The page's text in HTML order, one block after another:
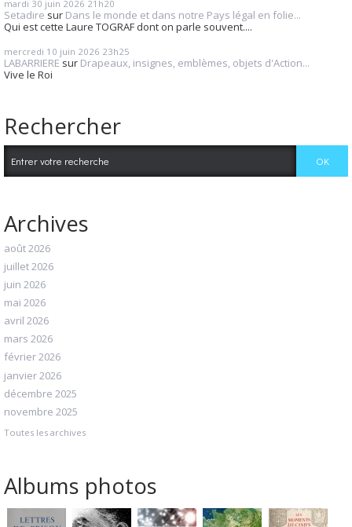
mardi 30 juin 2026 21h20
Setadire sur Dans le monde et dans notre Pays légal en folie...
Qui est cette Laure TOGRAF dont on parle souvent....
mercredi 10 juin 2026 23h25
LABARRIERE sur Drapeaux, insignes, emblèmes, objets d'Action...
Vive le Roi
Rechercher
Archives
août 2026
juillet 2026
juin 2026
mai 2026
avril 2026
mars 2026
février 2026
janvier 2026
décembre 2025
novembre 2025
Toutes les archives
Albums photos